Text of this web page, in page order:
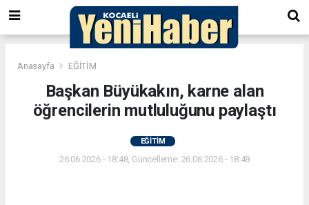
Anasayfa EĞİTİM
Başkan Büyükakın, karne alan
öğrencilerin mutluluğunu paylaştı
EĞİTİM
26.06.2026 - 18:48, Güncelleme: 26.06.2026 - 18:48